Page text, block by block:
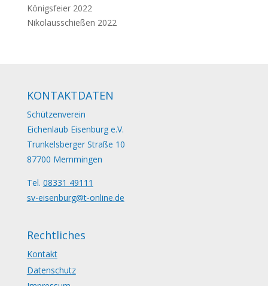
Königsfeier 2022
Nikolausschießen 2022
KONTAKTDATEN
Schützenverein
Eichenlaub Eisenburg e.V.
Trunkelsberger Straße 10
87700 Memmingen
Tel. 08331 49111
sv-eisenburg@t-online.de
Rechtliches
Kontakt
Datenschutz